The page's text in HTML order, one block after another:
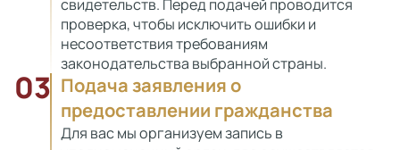
свидетельств. Перед подачей проводится
проверка, чтобы исключить ошибки и
несоответствия требованиям
законодательства выбранной страны.
03 Подача заявления о
предоставлении гражданства
Для вас мы организуем запись в